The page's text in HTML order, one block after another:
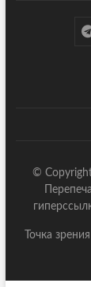
©
Точка